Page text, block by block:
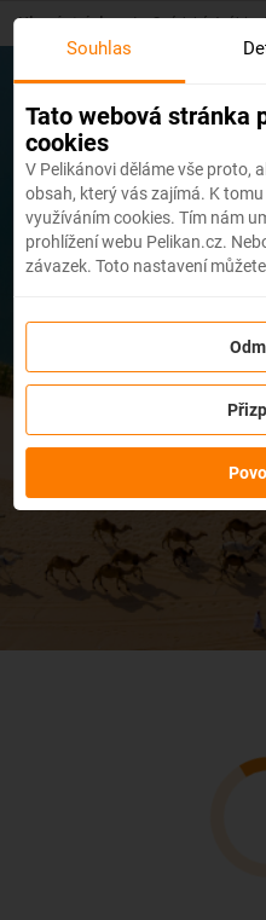
Skip
content
Hlavní stránka / Saúdská Arábie:
Akční letenky
Souhlas
Tato webová stránka
cookies
V Pelikánovi děláme vše proto,
obsah, který vás zajímá. K
využíváním cookies. Tím nám
prohlížení webu Pelikan.cz.
závazek. Toto nastavení